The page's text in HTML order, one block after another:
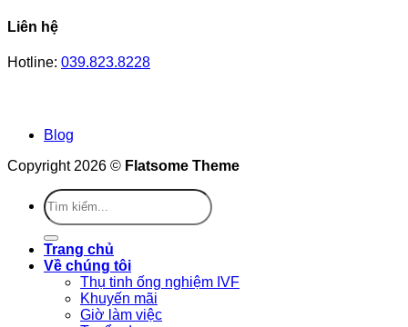
Liên hệ
Hotline: 039.823.8228
Blog
Copyright 2026 © Flatsome Theme
Trang chủ
Về chúng tôi
Thụ tinh ống nghiệm IVF
Khuyến mãi
Giờ làm việc